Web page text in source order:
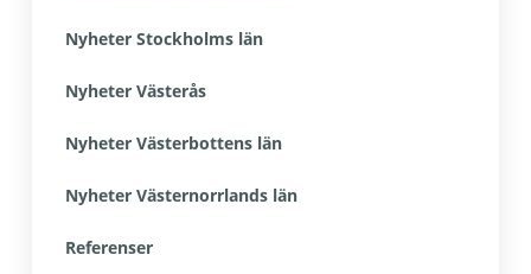
Nyheter Stockholms län
Nyheter Västerås
Nyheter Västerbottens län
Nyheter Västernorrlands län
Referenser